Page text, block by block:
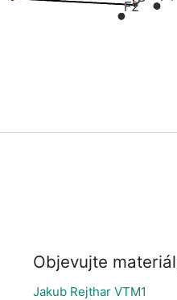
Objevujte
Jakub Rejthar VTM1